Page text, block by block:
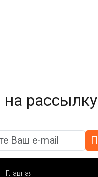
рассылку
Главная